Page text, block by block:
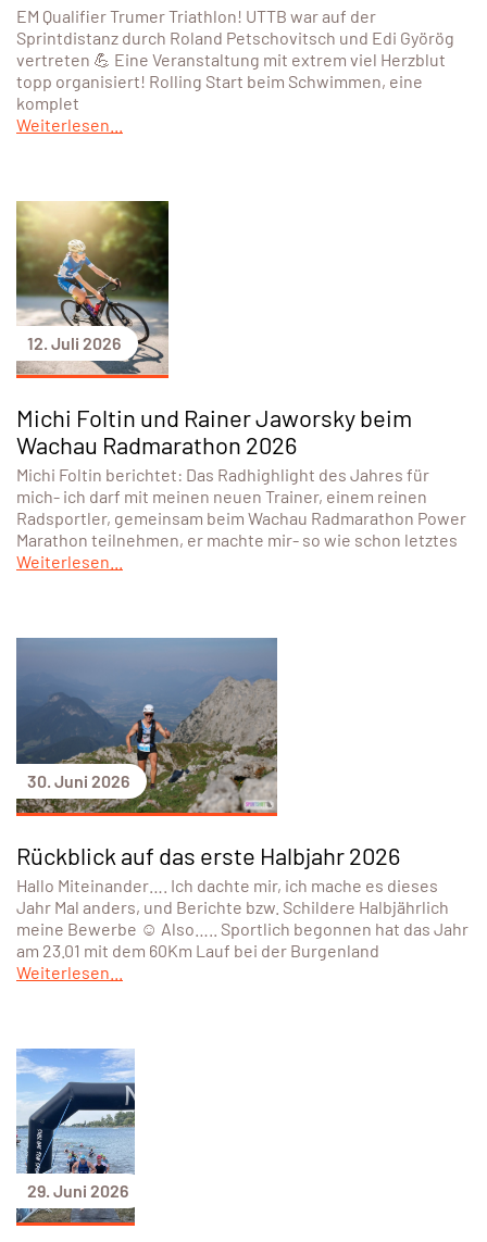
EM Qualifier Trumer Triathlon! UTTB war auf der
Sprintdistanz durch Roland Petschovitsch und Edi Györög
vertreten 💪 Eine Veranstaltung mit extrem viel Herzblut
topp organisiert! Rolling Start beim Schwimmen, eine
komplet
Weiterlesen...
12. Juli 2026
Michi Foltin und Rainer Jaworsky beim
Wachau Radmarathon 2026
Michi Foltin berichtet: Das Radhighlight des Jahres für
mich- ich darf mit meinen neuen Trainer, einem reinen
Radsportler, gemeinsam beim Wachau Radmarathon Power
Marathon teilnehmen, er machte mir- so wie schon letztes
Weiterlesen...
30. Juni 2026
Rückblick auf das erste Halbjahr 2026
Hallo Miteinander…. Ich dachte mir, ich mache es dieses
Jahr Mal anders, und Berichte bzw. Schildere Halbjährlich
meine Bewerbe ☺️ Also….. Sportlich begonnen hat das Jahr
am 23.01 mit dem 60Km Lauf bei der Burgenland
Weiterlesen...
29. Juni 2026